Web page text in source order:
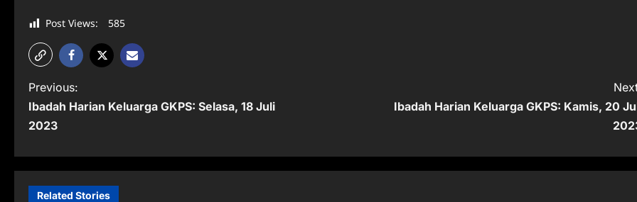
Post Views: 585
P
o
t
n
Previous:
Ibadah Harian Keluarga GKPS: Selasa, 18 Juli
2023
Ibadah Harian Keluarga GKPS: Kamis, 20
Related Stories